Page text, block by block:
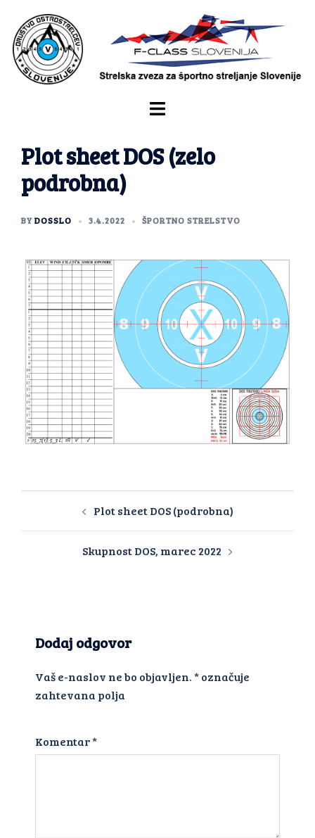
Plot sheet DOS (zelo
podrobna)
BYDOSSLO 3.4.2022 ŠPORTNO STRELSTVO
Plot sheet DOS (podrobna)
Skupnost DOS, marec 2022
Dodaj odgovor
Vaš e-naslov ne bo objavljen.*označuje
zahtevana polja
Komentar*